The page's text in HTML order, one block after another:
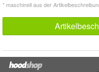
* maschinell aus der